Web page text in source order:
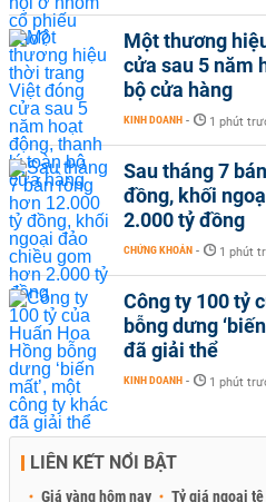
Một thương
cửa sau 5 năm
bộ cửa hàng
KINH DOANH - 1 phút
Sau tháng 7
đồng, khối
2.000 tỷ đồng
CHỨNG KHOÁN - 1 phút
Công ty 100 tỷ
bỗng dưng
đã giải thể
KINH DOANH - 1 phút
LIÊN KẾT NỔI BẬT
Giá vàng hôm nay Tỷ giá ngoại tệ